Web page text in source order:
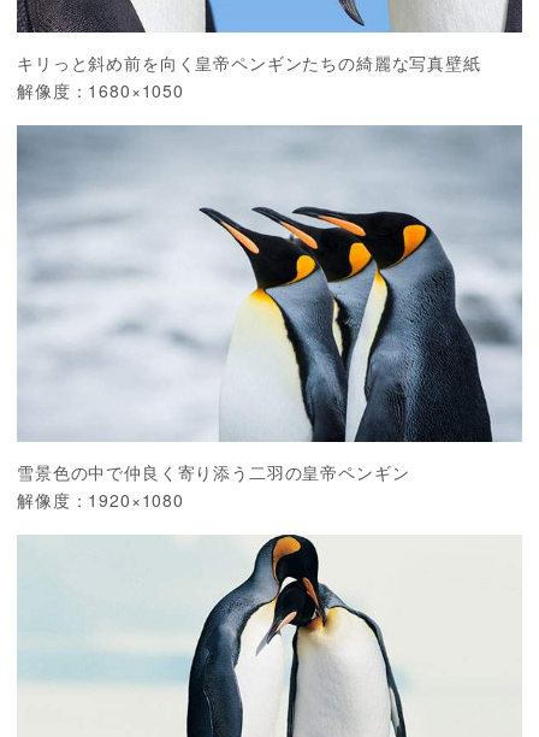
キリっと斜め前を向く皇帝ペンギンたちの綺麗な写真壁紙
解像度：1680×1050
雪景色の中で仲良く寄り添う二羽の皇帝ペンギン
解像度：1920×1080